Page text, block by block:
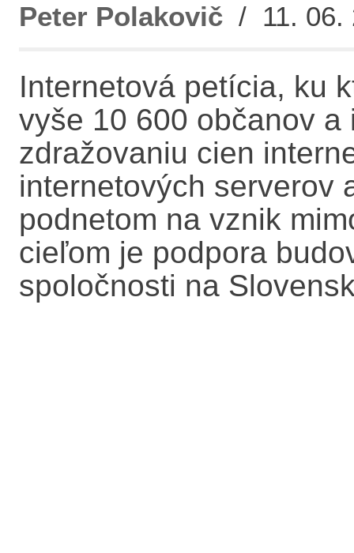
Peter Polakovič / 11. 06.
Internetová petícia, ku
vyše 10 600 občanov
zdražovaniu cien
internetových serverov
podnetom na vznik
cieľom je podpora
spoločnosti na